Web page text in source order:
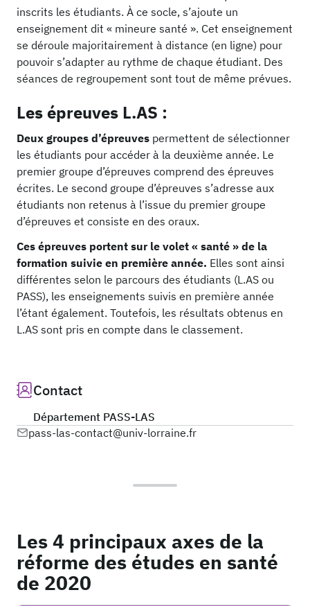
inscrits les étudiants. À ce socle, s’ajoute un
enseignement dit « mineure santé ». Cet enseignement
se déroule majoritairement à distance (en ligne) pour
pouvoir s’adapter au rythme de chaque étudiant. Des
séances de regroupement sont tout de même prévues.
Les épreuves L.AS :
Deux groupes d’épreuves permettent de sélectionner
les étudiants pour accéder à la deuxième année. Le
premier groupe d’épreuves comprend des épreuves
écrites. Le second groupe d’épreuves s’adresse aux
étudiants non retenus à l’issue du premier groupe
d’épreuves et consiste en des oraux.
Ces épreuves portent sur le volet « santé » de la
formation suivie en première année. Elles sont ainsi
différentes selon le parcours des étudiants (L.AS ou
PASS), les enseignements suivis en première année
l’étant également. Toutefois, les résultats obtenus en
L.AS sont pris en compte dans le classement.
Contact
Département PASS-LAS
pass-las-contact@univ-lorraine.fr
Les 4 principaux axes de la
réforme des études en santé
de 2020